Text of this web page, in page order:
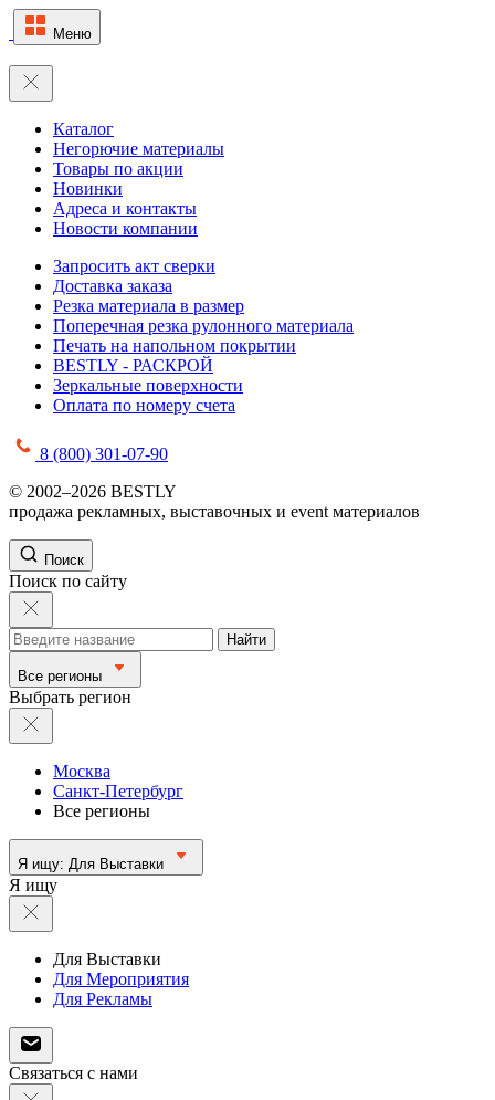
Меню
Каталог
Негорючие материалы
Товары по акции
Новинки
Адреса и контакты
Новости компании
Запросить акт сверки
Доставка заказа
Резка материала в размер
Поперечная резка рулонного материала
Печать на напольном покрытии
BESTLY - РАСКРОЙ
Зеркальные поверхности
Оплата по номеру счета
8 (800) 301-07-90
© 2002–2026 BESTLY
продажа рекламных, выставочных и event материалов
Поиск
Поиск по сайту
Найти
Все регионы
Выбрать регион
Москва
Санкт-Петербург
Все регионы
Я ищу: Для Выставки
Я ищу
Для Выставки
Для Мероприятия
Для Рекламы
Связаться с нами